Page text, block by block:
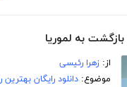
به لموریا
از:زهرا رئیسی
موضوع:دانلود رایگان بهترین